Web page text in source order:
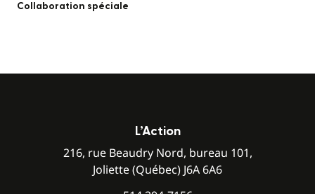
Collaboration spéciale
L’Action
216, rue Beaudry Nord, bureau 101,
Joliette (Québec) J6A 6A6